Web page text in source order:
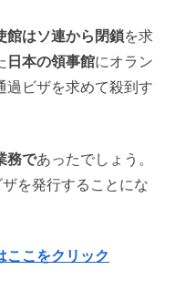
館はソ連から閉鎖を求
日本の領事館にオラン
過ビザを求めて殺到す
務であったでしょう。
を発行することにな
ここをクリック